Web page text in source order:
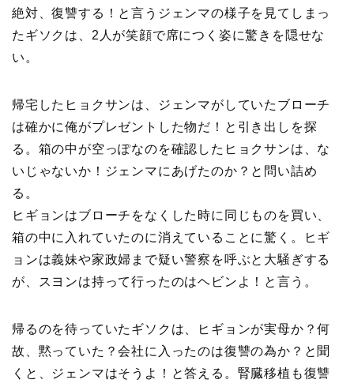
絶対、復讐する！と言うジェンマの様子を見てしまっ
たギソクは、2人が笑顔で席につく姿に驚きを隠せな
い。
帰宅したヒョクサンは、ジェンマがしていたブローチ
は確かに俺がプレゼントした物だ！と引き出しを探
る。箱の中が空っぽなのを確認したヒョクサンは、な
いじゃないか！ジェンマにあげたのか？と問い詰め
る。
ヒギョンはブローチをなくした時に同じものを買い、
箱の中に入れていたのに消えていることに驚く。ヒギ
ョンは義妹や家政婦まで疑い警察を呼ぶと大騒ぎする
が、スヨンは持って行ったのはヘビンよ！と言う。
帰るのを待っていたギソクは、ヒギョンが実母か？何
故、黙っていた？会社に入ったのは復讐の為か？と聞
くと、ジェンマはそうよ！と答える。腎臓移植も復讐